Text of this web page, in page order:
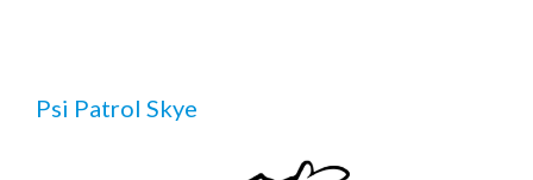
Psi Patrol Skye